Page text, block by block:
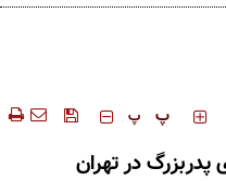
‍‍‍ پ پ
پدربزرگ در تهران